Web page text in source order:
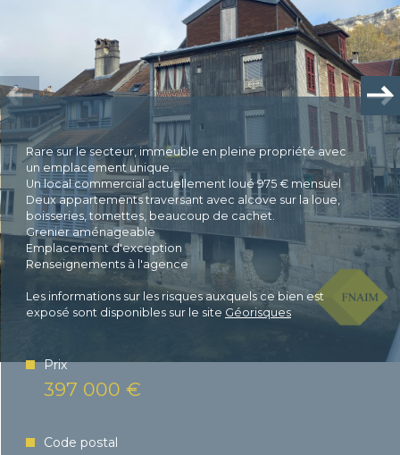
la
copropriété
Plus d'informations sur
le quartier
Bilan
énergétique
Rare sur le secteur, immeuble en pleine propriété avec
un emplacement unique.
Un local commercial actuellement loué 975 € mensuel
Deux appartements traversant avec alcove sur la loue,
boisseries, tomettes, beaucoup de cachet.
Grenier aménageable
Emplacement d'exception
Renseignements à l'agence
Les informations sur les risques auxquels ce bien est
exposé sont disponibles sur le site Géorisques
Prix
397 000 €
Code postal